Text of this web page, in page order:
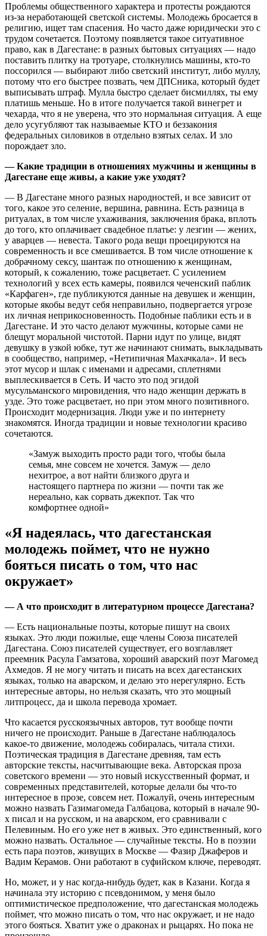
Проблемы общественного характера и протесты рождаются
из-за неработающей светской системы. Молодежь бросается в
религию, ищет там спасения. Но часто даже юридически это с
трудом сочетается. Поэтому появляется такое ситуативное
право, как в Дагестане: в разных бытовых ситуациях — надо
поставить плитку на тротуаре, столкнулись машины, кто-то
поссорился — выбирают либо светский институт, либо муллу,
потому что его быстрее позвать, чем ДПСника, который будет
выписывать штраф. Мулла быстро сделает бисмиллях, ты ему
платишь меньше. Но в итоге получается такой винегрет и
чехарда, что я не уверена, что это нормальная ситуация. А еще
дело усугубляют так называемые КТО и беззакония
федеральных силовиков в отдельно взятых селах. И зло
порождает зло.
— Какие традиции в отношениях мужчины и женщины в
Дагестане еще живы, а какие уже уходят?
— В Дагестане много разных народностей, и все зависит от
того, какое это селение, вершина, равнина. Есть разница в
ритуалах, в том числе ухаживания, заключения брака, вплоть
до того, кто оплачивает свадебное платье: у лезгин — жених,
у аварцев — невеста. Такого рода вещи проецируются на
современность и все смешивается. В том числе отношение к
добрачному сексу, шантаж по отношению к женщинам,
который, к сожалению, тоже расцветает. С усилением
технологий у всех есть камеры, появился чеченский паблик
«Карфаген», где публикуются данные на девушек и женщин,
которые якобы ведут себя неправильно, подвергается угрозе
их личная неприкосновенность. Подобные паблики есть и в
Дагестане. И это часто делают мужчины, которые сами не
блещут моральной чистотой. Парни идут по улице, видят
девушку в узкой юбке, тут же начинают снимать, выкладывать
в сообщество, например, «Нетипичная Махачкала». И весь
этот мусор и шлак с именами и адресами, сплетнями
выплескивается в Сеть. И часто это под эгидой
мусульманского мировидения, что надо женщин держать в
узде. Это тоже расцветает, но при этом много позитивного.
Происходит модернизация. Люди уже и по интернету
знакомятся. Иногда традиции и новые технологии красиво
сочетаются.
«Замуж выходить просто ради того, чтобы была
семья, мне совсем не хочется. Замуж — дело
нехитрое, а вот найти близкого друга и
настоящего партнера по жизни — почти так же
нереально, как сорвать джекпот. Так что
комфортнее одной»
«Я надеялась, что дагестанская
молодежь поймет, что не нужно
бояться писать о том, что нас
окружает»
— А что происходит в литературном процессе Дагестана?
— Есть национальные поэты, которые пишут на своих
языках. Это люди пожилые, еще члены Союза писателей
Дагестана. Союз писателей существует, его возглавляет
преемник Расула Гамзатова, хороший аварский поэт Магомед
Ахмедов. Я не могу читать и писать на всех дагестанских
языках, только на аварском, и делаю это нерегулярно. Есть
интересные авторы, но нельзя сказать, что это мощный
литпроцесс, да и школа перевода хромает.
Что касается русскоязычных авторов, тут вообще почти
ничего не происходит. Раньше в Дагестане наблюдалось
какое-то движение, молодежь собиралась, читала стихи.
Поэтическая традиция в Дагестане древняя, там есть
авторские тексты, насчитывающие века. Авторская проза
советского времени — это новый искусственный формат, и
современных представителей, которые делали бы что-то
интересное в прозе, совсем нет. Пожалуй, очень интересным
можно назвать Газимагомеда Галбацова, который в начале 90-
х писал и на русском, и на аварском, его сравнивали с
Пелевиным. Но его уже нет в живых. Это единственный, кого
можно назвать. Остальное — случайные тексты. Но в поэзии
есть пара поэтов, живущих в Москве — Фазир Джаферов и
Вадим Керамов. Они работают в суфийском ключе, переводят.
Но, может, и у нас когда-нибудь будет, как в Казани. Когда я
начинала эту историю с псевдонимом, у меня было
оптимистическое предположение, что дагестанская молодежь
поймет, что можно писать о том, что нас окружает, и не надо
этого бояться. Хватит уже о драконах и рыцарях. Но пока не